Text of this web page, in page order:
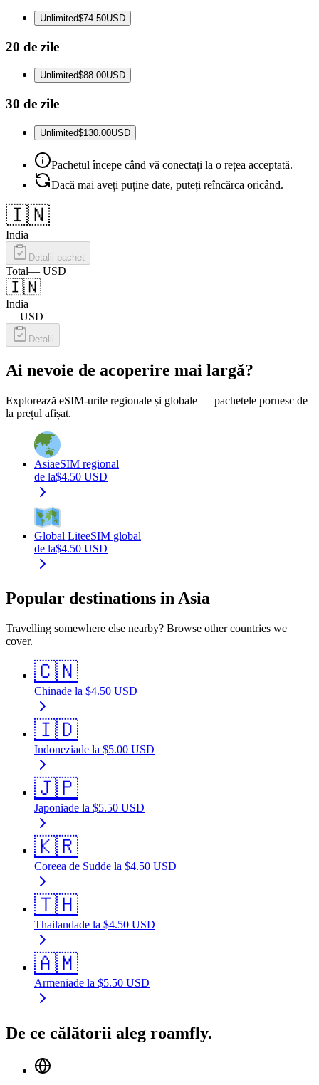
Unlimited$74.50USD
20 de zile
Unlimited$88.00USD
30 de zile
Unlimited$130.00USD
Pachetul începe când vă conectați la o rețea acceptată.
Dacă mai aveți puține date, puteți reîncărca oricând.
🇮🇳
India
Detalii pachet
Total— USD
🇮🇳
India
— USD
Detalii
Ai nevoie de acoperire mai largă?
Explorează eSIM-urile regionale și globale — pachetele pornesc de
la prețul afișat.
AsiaeSIM regional
de la$4.50 USD
Global LiteeSIM global
de la$4.50 USD
Popular destinations in Asia
Travelling somewhere else nearby? Browse other countries we
cover.
🇨🇳
Chinade la $4.50 USD
🇮🇩
Indoneziade la $5.00 USD
🇯🇵
Japoniade la $5.50 USD
🇰🇷
Coreea de Sudde la $4.50 USD
🇹🇭
Thailandade la $4.50 USD
🇦🇲
Armeniade la $5.50 USD
De ce călătorii aleg roamfly.